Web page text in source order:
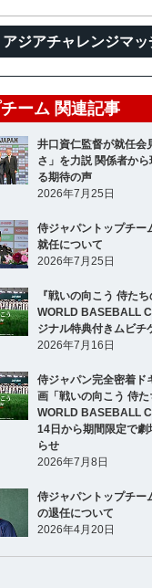
アジアチャレンジマ
チーム 関連記事
井口資仁監督が就任会
さ」を力説 関係者か
る期待の声
2026年7月25日
侍ジャパントップチー
就任について
2026年7月25日
『戦いの向こう 侍た
WORLD BASEBALL
ジナル特典付きムビチ
2026年7月16日
侍ジャパン完全密着ド
画「戦いの向こう 侍
WORLD BASEBALL
14日から期間限定で劇
らせ
2026年7月8日
侍ジャパントップチー
の退任について
2026年4月20日